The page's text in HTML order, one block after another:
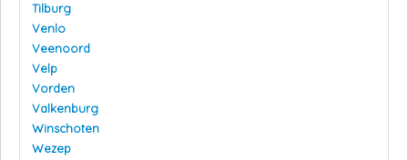
Tilburg
Venlo
Veenoord
Velp
Vorden
Valkenburg
Winschoten
Wezep